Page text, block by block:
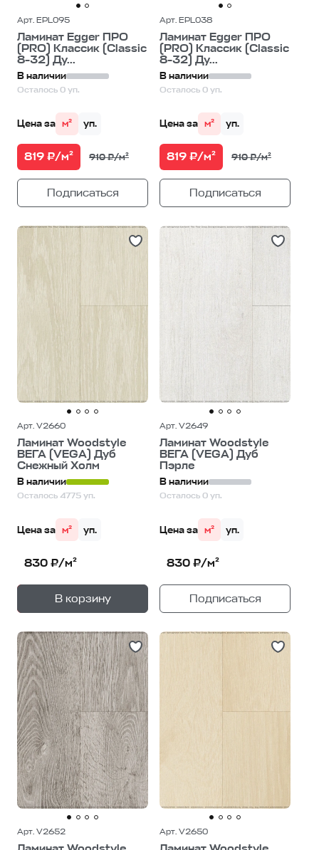
Арт. EPL095
Ламинат Egger ПРО
(PRO) Классик (Classic
8-32) Ду...
В наличии
Осталось 0 уп.
Цена за м² уп.
819 ₽/м² 910 ₽/м²
Подписаться
Арт. EPL038
Ламинат Egger ПРО
(PRO) Классик (Classic
8-32) Ду...
В наличии
Осталось 0 уп.
Цена за м² уп.
819 ₽/м² 910 ₽/м²
Подписаться
Арт. V2660
Ламинат Woodstyle
ВЕГА (VEGA) Дуб
Снежный Холм
В наличии
Осталось 4775 уп.
Цена за м² уп.
830 ₽/м²
В корзину
— 1уп.
Арт. V2649
Ламинат Woodstyle
ВЕГА (VEGA) Дуб
Пэрле
В наличии
Осталось 0 уп.
Цена за м² уп.
830 ₽/м²
Подписаться
Арт. V2652 Арт. V2650